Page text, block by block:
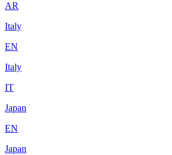
AR
Italy
EN
Italy
IT
Japan
EN
Japan